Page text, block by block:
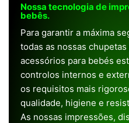
Nossa tecnologia de
bebês.
Para garantir a máxima
todas as nossas
acessórios para bebés
controlos internos e
os requisitos mais
qualidade, higiene e
As nossas impressões,